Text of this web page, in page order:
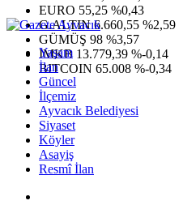
EURO 55,25 %0,43
G.ALTIN6.660,55 %2,59
GÜMÜŞ 98 %3,57
IMKB 13.779,39 %-0,14
BITCOIN 65.008 %-0,34
Yaşam
İlan
Güncel
İlçemiz
Ayvacık Belediyesi
Siyaset
Köyler
Asayiş
Resmî İlan